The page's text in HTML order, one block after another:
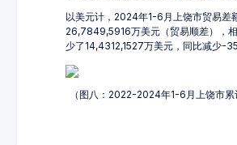
以美元计，2024年1-6月上饶市贸易差
26,7849,5916万美元（贸易顺差），
少了14,4312,1527万美元，同比减少-
（图八：2022-2024年1-6月上饶市累